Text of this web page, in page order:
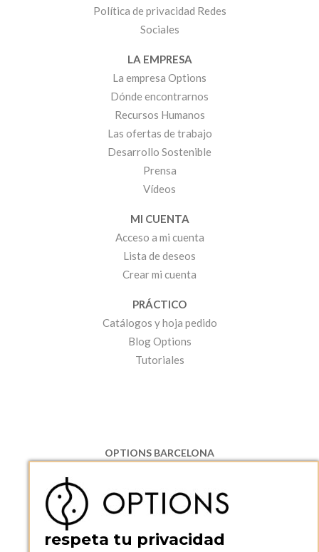
Política de privacidad Redes
Sociales
LA EMPRESA
La empresa Options
Dónde encontrarnos
Recursos Humanos
Las ofertas de trabajo
Desarrollo Sostenible
Prensa
Vídeos
MI CUENTA
Acceso a mi cuenta
Lista de deseos
Crear mi cuenta
PRÁCTICO
Catálogos y hoja pedido
Blog Options
Tutoriales
OPTIONS BARCELONA
08130 Santa Perpetua de Moguda, Barcelona
ESPAñA
Teléfono:
+34 935 724 041
OPTIONS BARCELONA SHOWROOM
respeta tu privacidad